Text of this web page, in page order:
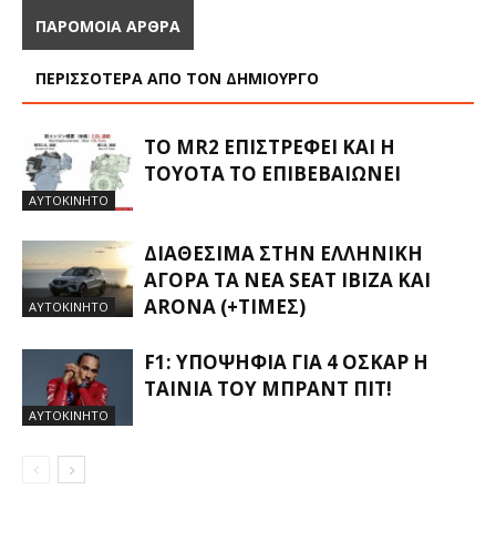
ΠΑΡΟΜΟΙΑ ΑΡΘΡΑ
ΠΕΡΙΣΣΟΤΕΡΑ ΑΠΟ ΤΟΝ ΔΗΜΙΟΥΡΓΟ
ΑΥΤΟΚΙΝΗΤΟ
ΤΟ MR2 ΕΠΙΣΤΡΈΦΕΙ ΚΑΙ Η
TOYOTA ΤΟ ΕΠΙΒΕΒΑΙΏΝΕΙ
ΑΥΤΟΚΙΝΗΤΟ
ΔΙΑΘΈΣΙΜΑ ΣΤΗΝ ΕΛΛΗΝΙΚΉ
ΑΓΟΡΆ ΤΑ ΝΈΑ SEAT IBIZA ΚΑΙ
ARONA (+ΤΙΜΈΣ)
ΑΥΤΟΚΙΝΗΤΟ
F1: ΥΠΟΨΉΦΙΑ ΓΙΑ 4 ΌΣΚΑΡ Η
ΤΑΙΝΊΑ ΤΟΥ ΜΠΡΑΝΤ ΠΙΤ!